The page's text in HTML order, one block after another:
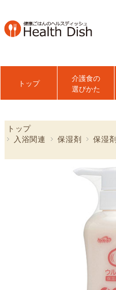
トップ
介護食の
選びかた
トップ
入浴関連
保湿剤 保湿剤